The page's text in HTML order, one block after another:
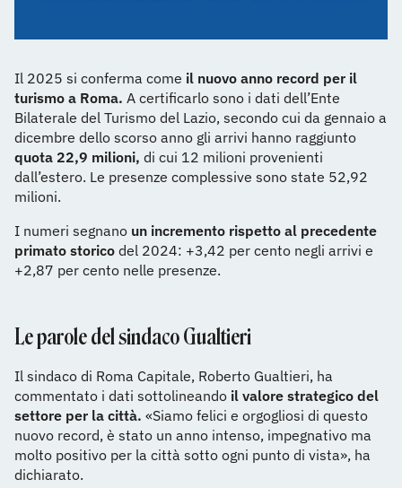
Il 2025 si conferma come il nuovo anno record per il
turismo a Roma. A certificarlo sono i dati dell’Ente
Bilaterale del Turismo del Lazio, secondo cui da gennaio a
dicembre dello scorso anno gli arrivi hanno raggiunto
quota 22,9 milioni, di cui 12 milioni provenienti
dall’estero. Le presenze complessive sono state 52,92
milioni.
I numeri segnano un incremento rispetto al precedente
primato storico del 2024: +3,42 per cento negli arrivi e
+2,87 per cento nelle presenze.
Le parole del sindaco Gualtieri
Il sindaco di Roma Capitale, Roberto Gualtieri, ha
commentato i dati sottolineando il valore strategico del
settore per la città. «Siamo felici e orgogliosi di questo
nuovo record, è stato un anno intenso, impegnativo ma
molto positivo per la città sotto ogni punto di vista», ha
dichiarato.